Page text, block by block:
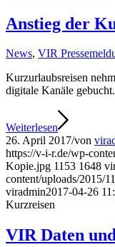
Anstieg der
News, VIR
Kurzurlaubsreisen
digitale Kanäle gebucht.
Weiterlesen
26. April 2017/von
https://v-i-r.de/wp-
Kopie.jpg 1153 1648
content/uploads/2015/
viradmin2017-04-26
Kurzreisen
VIR Daten